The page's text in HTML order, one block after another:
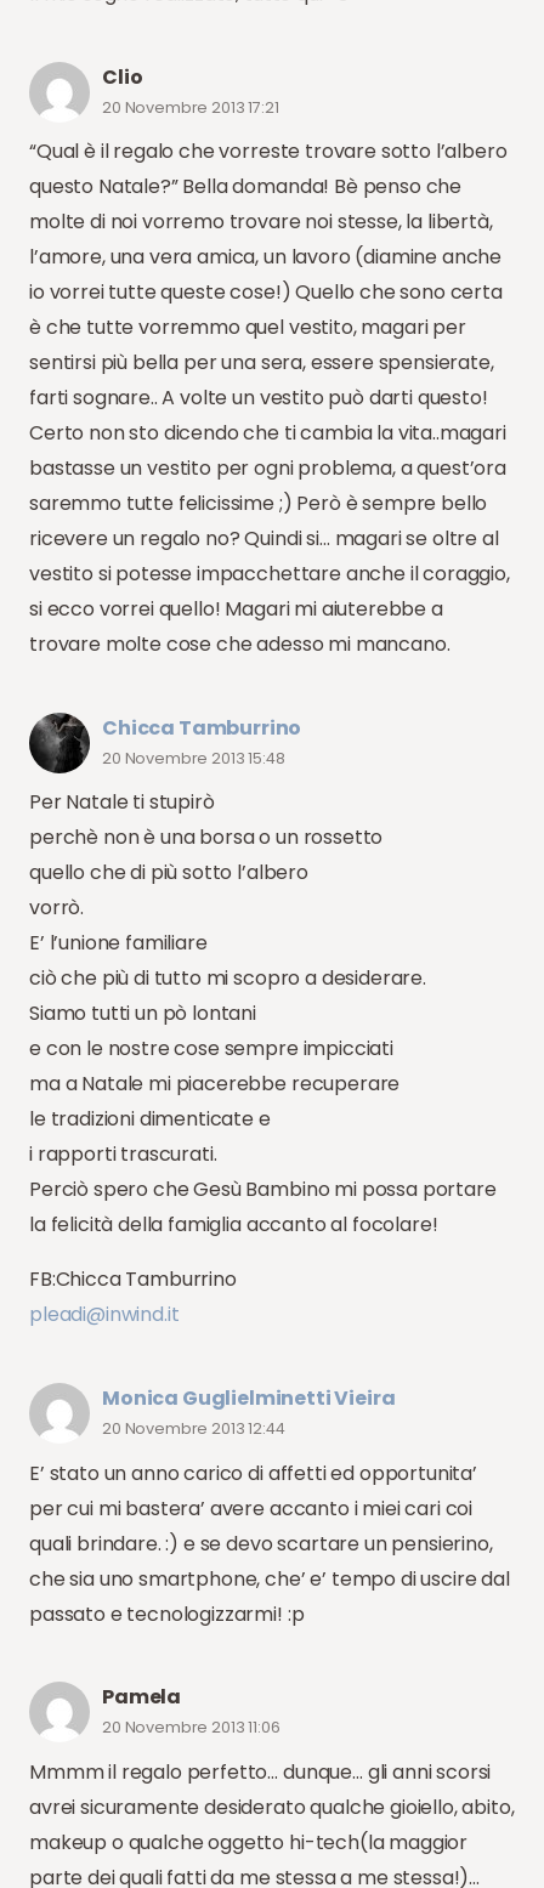
Clio
20 Novembre 2013 17:21
“Qual è il regalo che vorreste trovare sotto l’albero
questo Natale?” Bella domanda! Bè penso che
molte di noi vorremo trovare noi stesse, la libertà,
l’amore, una vera amica, un lavoro (diamine anche
io vorrei tutte queste cose!) Quello che sono certa
è che tutte vorremmo quel vestito, magari per
sentirsi più bella per una sera, essere spensierate,
farti sognare.. A volte un vestito può darti questo!
Certo non sto dicendo che ti cambia la vita..magari
bastasse un vestito per ogni problema, a quest’ora
saremmo tutte felicissime ;) Però è sempre bello
ricevere un regalo no? Quindi si… magari se oltre al
vestito si potesse impacchettare anche il coraggio,
si ecco vorrei quello! Magari mi aiuterebbe a
trovare molte cose che adesso mi mancano.
Chicca Tamburrino
20 Novembre 2013 15:48
Per Natale ti stupirò
perchè non è una borsa o un rossetto
quello che di più sotto l’albero
vorrò.
E’ l’unione familiare
ciò che più di tutto mi scopro a desiderare.
Siamo tutti un pò lontani
e con le nostre cose sempre impicciati
ma a Natale mi piacerebbe recuperare
le tradizioni dimenticate e
i rapporti trascurati.
Perciò spero che Gesù Bambino mi possa portare
la felicità della famiglia accanto al focolare!
FB:Chicca Tamburrino
pleadi@inwind.it
Monica Guglielminetti Vieira
20 Novembre 2013 12:44
E’ stato un anno carico di affetti ed opportunita’
per cui mi bastera’ avere accanto i miei cari coi
quali brindare. :) e se devo scartare un pensierino,
che sia uno smartphone, che’ e’ tempo di uscire dal
passato e tecnologizzarmi! :p
Pamela
20 Novembre 2013 11:06
Mmmm il regalo perfetto… dunque… gli anni scorsi
avrei sicuramente desiderato qualche gioiello, abito,
makeup o qualche oggetto hi-tech(la maggior
parte dei quali fatti da me stessa a me stessa!)…